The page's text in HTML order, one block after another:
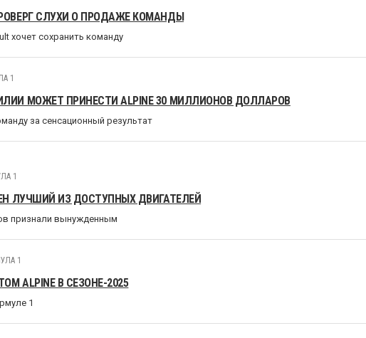
СЛУХИ О ПРОДАЖЕ КОМАНДЫ
хочет сохранить команду
1
МОЖЕТ ПРИНЕСТИ ALPINE 30 МИЛЛИОНОВ ДОЛЛАРОВ
за сенсационный результат
1
ЛУЧШИЙ ИЗ ДОСТУПНЫХ ДВИГАТЕЛЕЙ
признали вынужденным
1
ALPINE В СЕЗОНЕ-2025
1